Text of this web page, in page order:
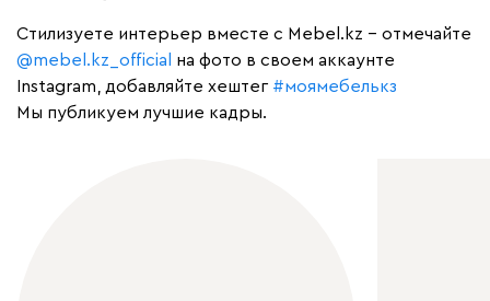
Cтилизуете интерьер вместе с Mebel.kz – отмечайте
@mebel.kz_official
на фото в своем аккаунте
Instagram, добавляйте хештег #моямебелькз
Мы публикуем лучшие кадры.